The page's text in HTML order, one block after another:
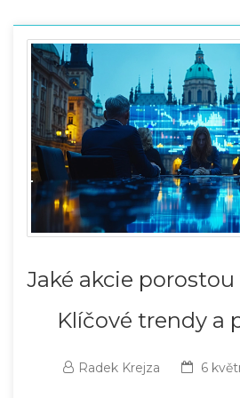
Jaké akcie porostou
Klíčové trendy a
Radek Krejza 6